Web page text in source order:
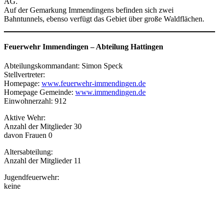
Auf der Gemarkung Immendingens befinden sich zwei
Bahntunnels, ebenso verfügt das Gebiet über große Waldflächen.
Feuerwehr Immendingen –Abteilung Hattingen
Abteilungskommandant: Simon Speck
Stellvertreter:
Homepage: www.feuerwehr-immendingen.de
Homepage Gemeinde: www.immendingen.de
Einwohnerzahl: 912
Aktive Wehr:
Anzahl der Mitglieder 30
davon Frauen 0
Altersabteilung:
Anzahl der Mitglieder 11
Jugendfeuerwehr:
keine